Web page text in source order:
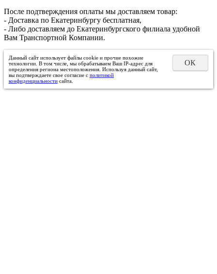
После подтверждения оплаты мы доставляем товар:
- Доставка по Екатеринбургу бесплатная,
- Либо доставляем до Екатеринбургского филиала удобной
Вам Транспортной Компании.
Данный сайт использует файлы cookie и прочие похожие
технологии. В том числе, мы обрабатываем Ваш IP-адрес для
определения региона местоположения. Используя данный сайт,
вы подтверждаете свое согласие с политикой
конфиденциальности сайта.
ОК